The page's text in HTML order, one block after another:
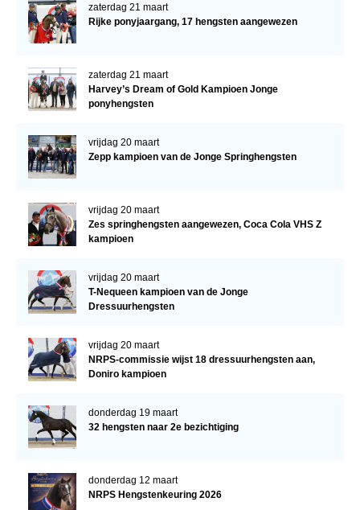
zaterdag 21 maart
Rijke ponyjaargang, 17 hengsten aangewezen
zaterdag 21 maart
Harvey’s Dream of Gold Kampioen Jonge
ponyhengsten
vrijdag 20 maart
Zepp kampioen van de Jonge Springhengsten
vrijdag 20 maart
Zes springhengsten aangewezen, Coca Cola VHS Z
kampioen
vrijdag 20 maart
T-Nequeen kampioen van de Jonge
Dressuurhengsten
vrijdag 20 maart
NRPS-commissie wijst 18 dressuurhengsten aan,
Doniro kampioen
donderdag 19 maart
32 hengsten naar 2e bezichtiging
donderdag 12 maart
NRPS Hengstenkeuring 2026